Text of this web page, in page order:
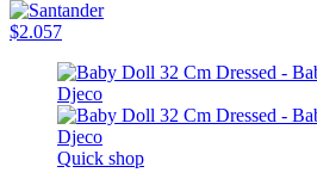
$2.057
Quick shop